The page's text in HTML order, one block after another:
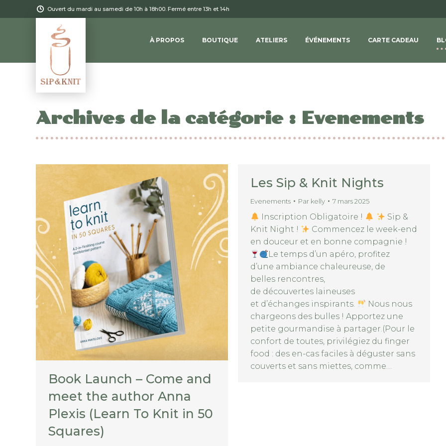
Ouvert du mardi au samedi de 10h à 18h00. Fermé entre 13h et 14h
À PROPOS BOUTIQUE ATELIERS ÉVÉNEMENTS CARTE CADEAU
Archives de la catégorie : Evenements
Book Launch – Come and
meet the author Anna
Plexis (Learn To Knit in 50
Squares)
Les Sip & Knit Nights
Evenements Par kelly 7 mars 2025
Inscription Obligatoire !
Sip &
Knit Night !
Commencez le week-end
en douceur et en bonne compagnie !
Le temps d’un apéro, profitez
d’une ambiance chaleureuse, de
belles rencontres,
de découvertes laineuses
et d’échanges inspirants.
Nous nous
chargeons des bulles ! Apportez une
petite gourmandise à partager.(Pour le
confort de toutes, privilégiez du finger
food : des en-cas faciles à déguster sans
couverts et sans miettes, comme…